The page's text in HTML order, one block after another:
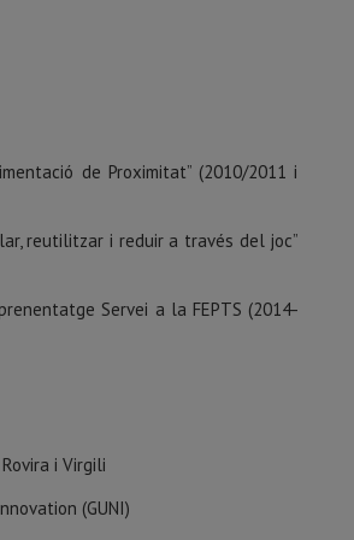
de Proximitat” (2010/2011 i
reutilitzar i reduir a través del joc”
Servei a la FEPTS (2014-
i Virgili
(GUNI)